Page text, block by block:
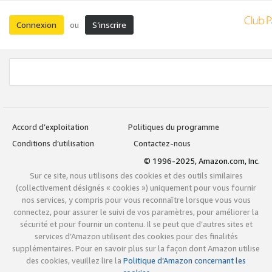
Connexion ou S’inscrire
Accord d’exploitation
Politiques du programme
Conditions d’utilisation
Contactez-nous
© 1996-2025, Amazon.com, Inc.
Sur ce site, nous utilisons des cookies et des outils similaires
(collectivement désignés « cookies ») uniquement pour vous fournir
nos services, y compris pour vous reconnaître lorsque vous vous
connectez, pour assurer le suivi de vos paramètres, pour améliorer la
sécurité et pour fournir un contenu. Il se peut que d’autres sites et
services d’Amazon utilisent des cookies pour des finalités
supplémentaires. Pour en savoir plus sur la façon dont Amazon utilise
des cookies, veuillez lire la Politique d’Amazon concernant les